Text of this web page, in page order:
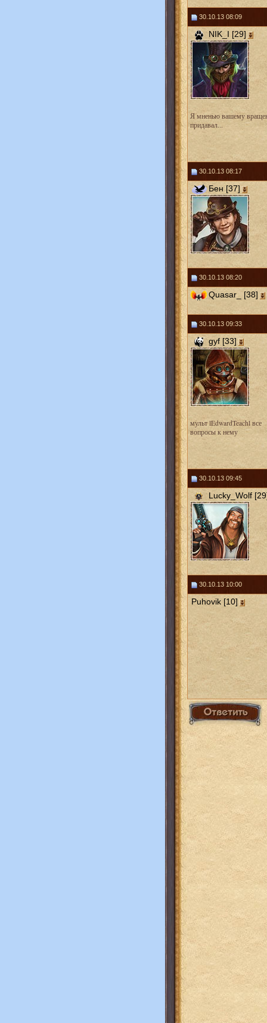
30.10.13 08:09
NIK_I [29]
Я мненью вашему
придавал...
30.10.13 08:17
Бен [37]
30.10.13 08:20
Quasar_ [38]
30.10.13 09:33
gyf [33]
мульт lEdwardTeachl все
вопросы к нему
30.10.13 09:45
Lucky_Wolf
30.10.13 10:00
Puhovik [10]